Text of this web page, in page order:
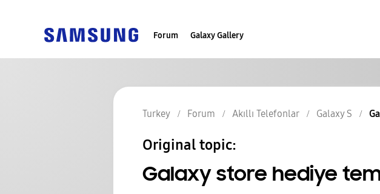
Forum Galaxy Gallery
Turkey Forum Akıllı Telefonlar Galaxy S
Original topic:
Galaxy store hediye